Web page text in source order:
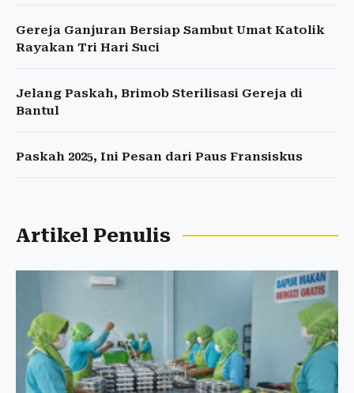
Gereja Ganjuran Bersiap Sambut Umat Katolik
Rayakan Tri Hari Suci
Jelang Paskah, Brimob Sterilisasi Gereja di
Bantul
Paskah 2025, Ini Pesan dari Paus Fransiskus
Artikel Penulis